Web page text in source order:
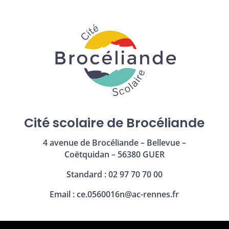
Cité scolaire de Brocéliande
4 avenue de Brocéliande – Bellevue –
Coëtquidan – 56380 GUER
Standard : 02 97 70 70 00
Email :ce.0560016n@ac-rennes.fr